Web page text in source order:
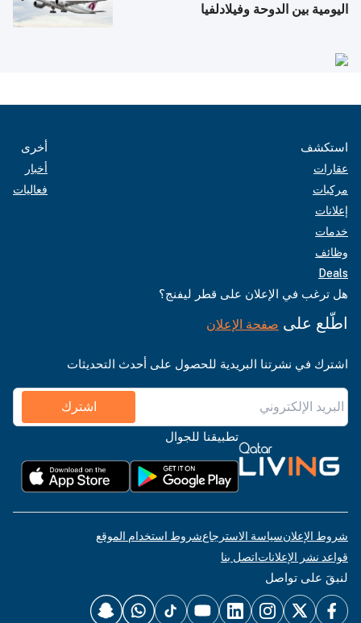
اليومية بين الدوحة وفيلادلفيا
استكشف
عقارات
مركبات
إعلانات
خدمات
وظائف
Deals
أخرى
أخبار
فعاليات
هل ترغب في الإعلان على قطر ليفنج؟
اطّلع على صفحة الإعلان
اشترك في نشرتنا البريدية للحصول على أحدث التحديثات
اشترك
تطبيقنا للجوال
شروط الإعلانسياسة الاسترجاعشروط استخدام الموقع
قواعد نشر الإعلاناتاتصل بنا
لنبقَ على تواصل